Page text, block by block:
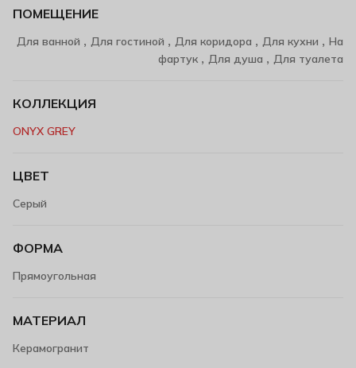
ПОМЕЩЕНИЕ
Для ванной , Для гостиной , Для коридора , Для кухни , На
фартук , Для душа , Для туалета
КОЛЛЕКЦИЯ
ONYX GREY
ЦВЕТ
Серый
ФОРМА
Прямоугольная
МАТЕРИАЛ
Керамогранит